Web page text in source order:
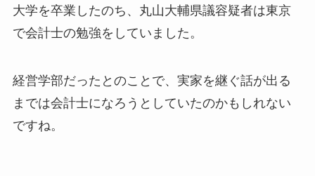
大学を卒業したのち、丸山大輔県議容疑者は東京
で会計士の勉強をしていました。
経営学部だったとのことで、実家を継ぐ話が出る
までは会計士になろうとしていたのかもしれない
ですね。